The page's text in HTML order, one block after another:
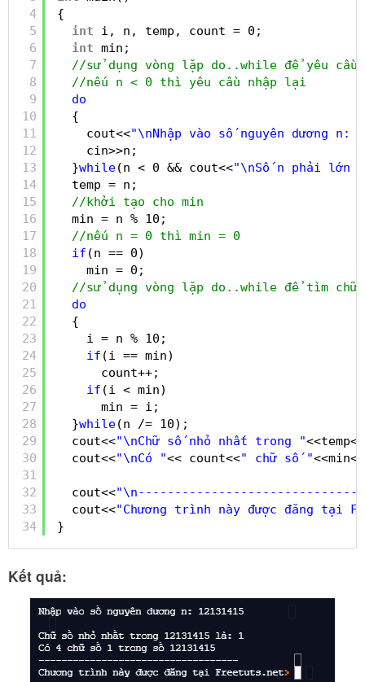
4
5
6
7
8
9
10
11
12
13
14
15
16
17
18
19
20
21
22
23
24
25
26
27
28
29
30
31
32
33
34
{
int
i, n, temp, count = 0;
int min;
//sử dụng vòng lặp do..while để yêu cầu
//nếu n < 0 thì yêu cầu nhập lại
do
{
cout<<"\nNhập vào số nguyên dương n: "
cin>>n;
}while(n < 0 && cout<<"\nSố n phải lớn
temp = n;
//khởi tạo cho min
min = n % 10;
//nếu n = 0 thì min = 0
if (n == 0)
min = 0;
//sử dụng vòng lặp do..while để tìm chữ
do
{
i = n % 10;
if (i == min)
count++;
if (i < min)
min = i;
}while(n /= 10);
cout<<"\nChữ số nhỏ nhất trong "<<temp<<
cout<<"\nCó "<< count<<" chữ số "<<min<<
cout<<
cout<<"Chương trình này được đăng tại
}
Kết quả: